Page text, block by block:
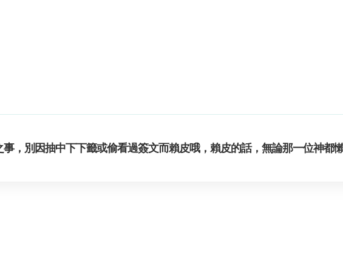
，別因抽中下下籤或偷看過簽文而賴皮哦，賴皮的話，無論那一位神都